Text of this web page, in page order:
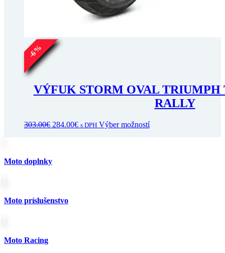
-
6
%
VÝFUK STORM OVAL TRIUMPH
RALLY
303.00€ Pôvodná
284.00€Aktuálna
s DPH Výber možnostíTento
Moto doplnky
Moto príslušenstvo
Moto Racing